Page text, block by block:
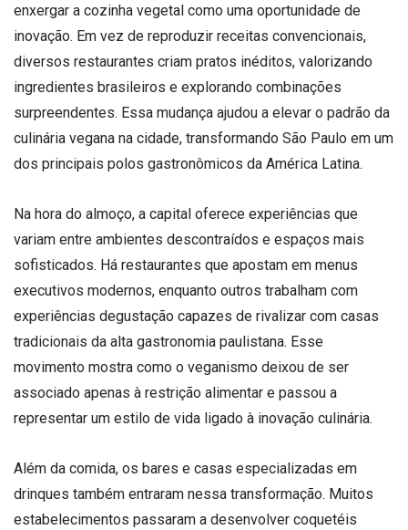
enxergar a cozinha vegetal como uma oportunidade de
inovação. Em vez de reproduzir receitas convencionais,
diversos restaurantes criam pratos inéditos, valorizando
ingredientes brasileiros e explorando combinações
surpreendentes. Essa mudança ajudou a elevar o padrão da
culinária vegana na cidade, transformando São Paulo em um
dos principais polos gastronômicos da América Latina.
Na hora do almoço, a capital oferece experiências que
variam entre ambientes descontraídos e espaços mais
sofisticados. Há restaurantes que apostam em menus
executivos modernos, enquanto outros trabalham com
experiências degustação capazes de rivalizar com casas
tradicionais da alta gastronomia paulistana. Esse
movimento mostra como o veganismo deixou de ser
associado apenas à restrição alimentar e passou a
representar um estilo de vida ligado à inovação culinária.
Além da comida, os bares e casas especializadas em
drinques também entraram nessa transformação. Muitos
estabelecimentos passaram a desenvolver coquetéis